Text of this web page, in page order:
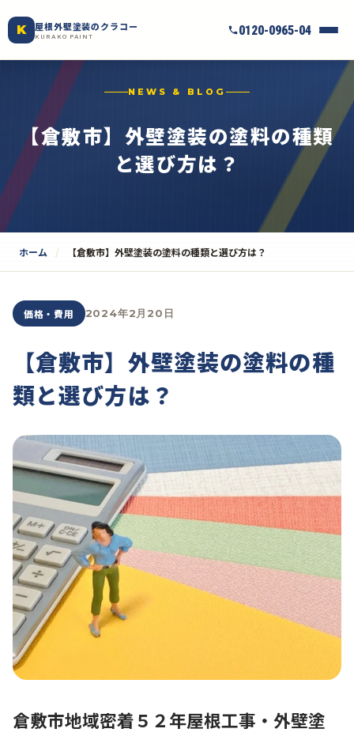
K 屋根外壁塗装のクラコー
KURAKO PAINT 0120-0965-04
NEWS & BLOG
【倉敷市】外壁塗装の塗料の種類
と選び方は？
ホーム 【倉敷市】外壁塗装の塗料の種類と選び方は？
価格・費用 2024年2月20日
【倉敷市】外壁塗装の塗料の種
類と選び方は？
倉敷市地域密着５２年屋根工事・外壁塗